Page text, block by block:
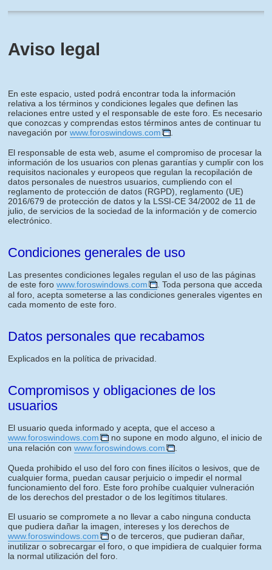
Aviso legal
En este espacio, usted podrá encontrar toda la información
relativa a los términos y condiciones legales que definen las
relaciones entre usted y el responsable de este foro. Es necesario
que conozcas y comprendas estos términos antes de continuar tu
navegación por www.foroswindows.com
El responsable de esta web, asume el compromiso de procesar la
información de los usuarios con plenas garantías y cumplir con los
requisitos nacionales y europeos que regulan la recopilación de
datos personales de nuestros usuarios, cumpliendo con el
reglamento de protección de datos (RGPD), reglamento (UE)
2016/679 de protección de datos y la LSSI-CE 34/2002 de 11 de
julio, de servicios de la sociedad de la información y de comercio
electrónico.
Condiciones generales de uso
Las presentes condiciones legales regulan el uso de las páginas
de este foro www.foroswindows.com
. Toda persona que acceda
al foro, acepta someterse a las condiciones generales vigentes en
cada momento de este foro.
Datos personales que recabamos
Explicados en la política de privacidad.
Compromisos y obligaciones de los
usuarios
El usuario queda informado y acepta, que el acceso a
www.foroswindows.com
no supone en modo alguno, el inicio de
una relación con www.foroswindows.com
Queda prohibido el uso del foro con fines ilícitos o lesivos, que de
cualquier forma, puedan causar perjuicio o impedir el normal
funcionamiento del foro. Este foro prohíbe cualquier vulneración
de los derechos del prestador o de los legítimos titulares.
El usuario se compromete a no llevar a cabo ninguna conducta
que pudiera dañar la imagen, intereses y los derechos de
www.foroswindows.com
o de terceros, que pudieran dañar,
inutilizar o sobrecargar el foro, o que impidiera de cualquier forma
la normal utilización del foro.